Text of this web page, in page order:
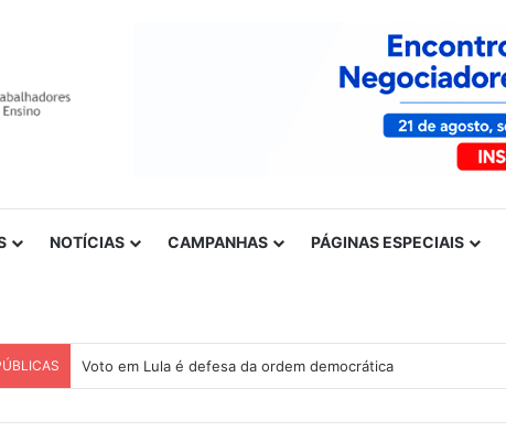
NOTÍCIAS CAMPANHAS PÁGINAS ESPECIAIS
Voto em Lula é defesa da ordem democrática